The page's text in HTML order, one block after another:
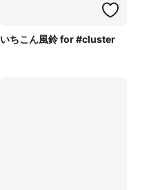
いちこん風鈴 for #cluster